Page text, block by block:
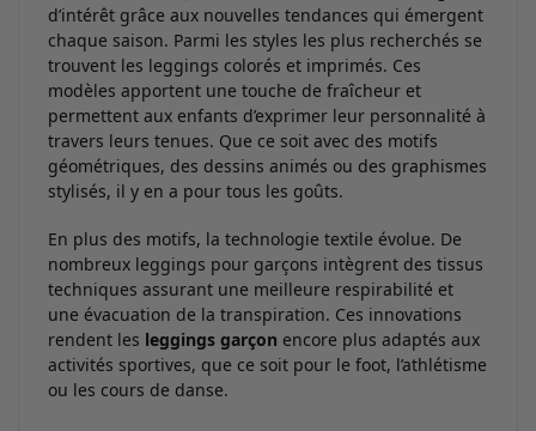
d’intérêt grâce aux nouvelles tendances qui émergent
chaque saison. Parmi les styles les plus recherchés se
trouvent les leggings colorés et imprimés. Ces
modèles apportent une touche de fraîcheur et
permettent aux enfants d’exprimer leur personnalité à
travers leurs tenues. Que ce soit avec des motifs
géométriques, des dessins animés ou des graphismes
stylisés, il y en a pour tous les goûts.
En plus des motifs, la technologie textile évolue. De
nombreux leggings pour garçons intègrent des tissus
techniques assurant une meilleure respirabilité et
une évacuation de la transpiration. Ces innovations
rendent les leggings garçon encore plus adaptés aux
activités sportives, que ce soit pour le foot, l’athlétisme
ou les cours de danse.